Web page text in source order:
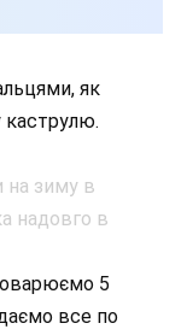
як
каструлю.
5
все по